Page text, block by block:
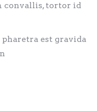
convallis, tortor id
est gravida